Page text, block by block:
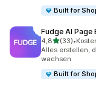
Built for
Fudge AI Page
4,8von 5
(33)
33 Rezensionen
•
Alles erstellen,
wachsen
Built for